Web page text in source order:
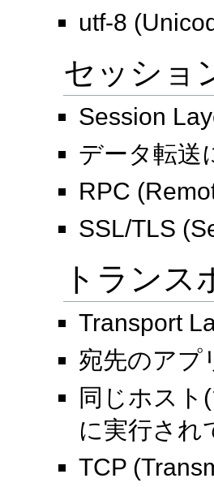
utf-8
セッショ
Session
データ転送
RPC
SSL/TLS
トランス
Transport
宛先のアプ
同じホスト
に実行され
TCP